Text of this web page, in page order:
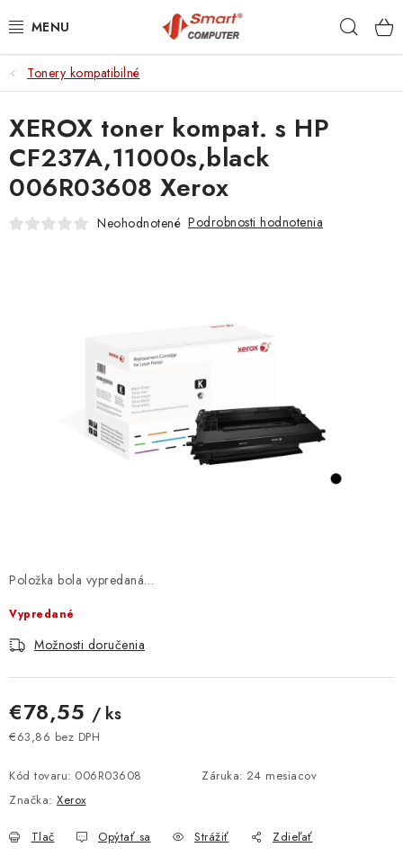
na
NOTEBOOKY
MOBILNÉ ZARIADENIA
PC A KOMPONENTY
PERIFÉRIE
DOMÁCNOSŤ
: DOBRÁ CENA
: TOP PRODUKTY
: NOVÉ PRODUKTY
Obchodné podmienky
Formuláre na stiahnutie
Tonery kompatibilné
Položka bola vypredaná…
Vypredané
Možnosti doručenia
€78,55 / ks
€63,86 bez DPH
Kód tovaru: 006R03608 Záruka: 24 mesiacov
Značka: Xerox
Tlač Opýtať sa Strážiť Zdieľať
XEROX toner kompat. s HP
CF237A,11000s,black
006R03608 Xerox
Neohodnotené Podrobnosti hodnotenia